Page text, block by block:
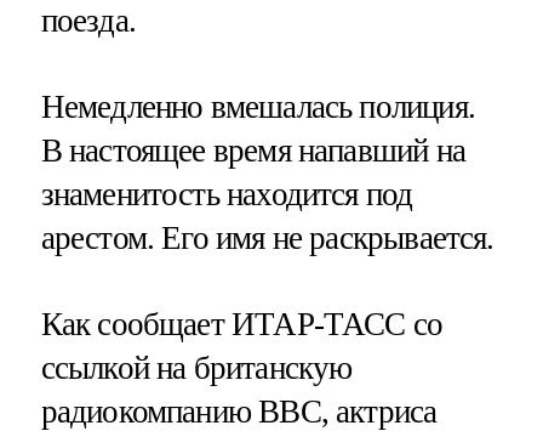
поезда.
Немедленно вмешалась полиция.
В настоящее время напавший на
знаменитость находится под
арестом. Его имя не раскрывается.
Как сообщает ИТАР-ТАСС со
ссылкой на британскую
радиокомпанию ВВС, актриса